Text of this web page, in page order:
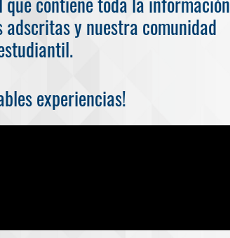
y nuestra comunidad
experiencias!